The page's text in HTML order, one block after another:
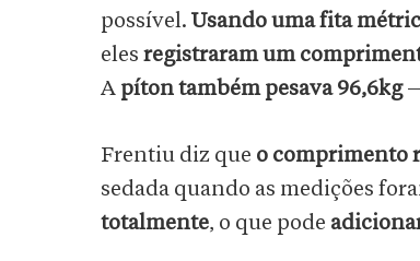
possível. Usando uma fita
eles registraram um
A píton também pesava 96,6kg
Frentiu diz que o comprimento
sedada quando as medições
totalmente, o que pode